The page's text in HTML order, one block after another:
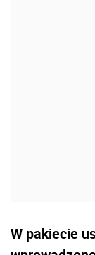
W pakiecie